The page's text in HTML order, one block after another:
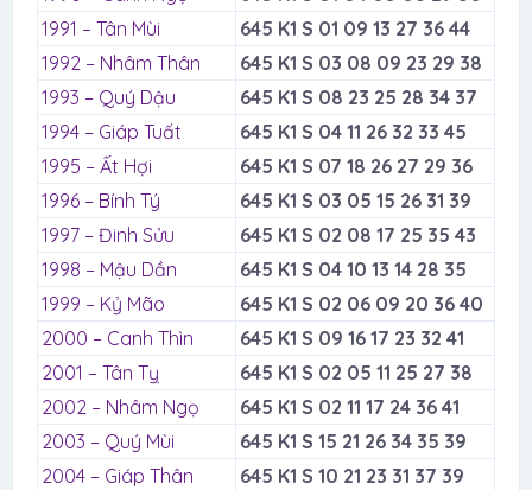
1991 – Tân Mùi
645 K1 S 01 09 13 27 36 44
1992 – Nhâm Thân
645 K1 S 03 08 09 23 29 38
1993 – Quý Dậu
645 K1 S 08 23 25 28 34 37
1994 – Giáp Tuất
645 K1 S 04 11 26 32 33 45
1995 – Ất Hợi
645 K1 S 07 18 26 27 29 36
1996 – Bính Tý
645 K1 S 03 05 15 26 31 39
1997 – Đinh Sửu
645 K1 S 02 08 17 25 35 43
1998 – Mậu Dần
645 K1 S 04 10 13 14 28 35
1999 – Kỷ Mão
645 K1 S 02 06 09 20 36 40
2000 – Canh Thìn
645 K1 S 09 16 17 23 32 41
2001 – Tân Tỵ
645 K1 S 02 05 11 25 27 38
2002 – Nhâm Ngọ
645 K1 S 02 11 17 24 36 41
2003 – Quý Mùi
645 K1 S 15 21 26 34 35 39
2004 – Giáp Thân
645 K1 S 10 21 23 31 37 39